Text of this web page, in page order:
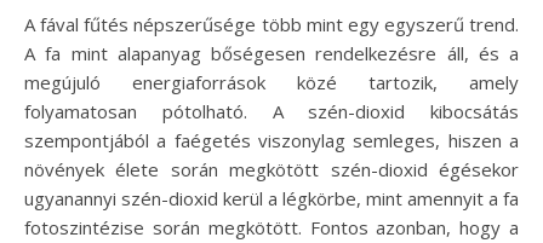
A fával fűtés népszerűsége több mint egy egyszerű trend.
A fa mint alapanyag bőségesen rendelkezésre áll, és a
megújuló energiaforrások közé tartozik, amely
folyamatosan pótolható. A szén-dioxid kibocsátás
szempontjából a faégetés viszonylag semleges, hiszen a
növények élete során megkötött szén-dioxid égésekor
ugyanannyi szén-dioxid kerül a légkörbe, mint amennyit a fa
fotoszintézise során megkötött. Fontos azonban, hogy a